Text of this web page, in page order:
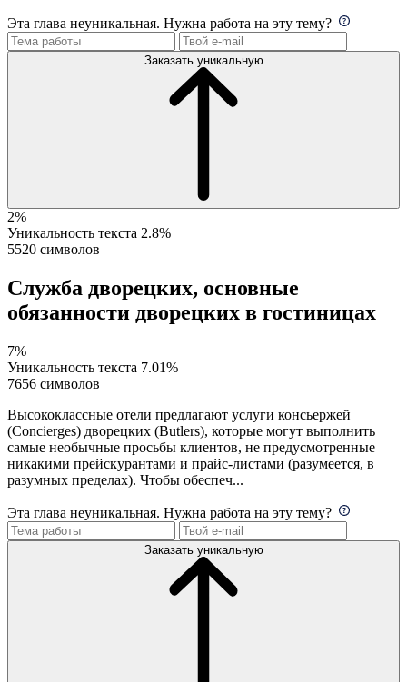
Эта глава неуникальная. Нужна работа на эту тему?
Заказать уникальную
2%
Уникальность текста 2.8%
5520 символов
Служба дворецких, основные
обязанности дворецких в гостиницах
7%
Уникальность текста 7.01%
7656 символов
Высококлассные отели предлагают услуги консьержей
(Concierges) дворецких (Butlers), которые могут выполнить
самые необычные просьбы клиентов, не предусмотренные
никакими прейскурантами и прайс-листами (разумеется, в
разумных пределах). Чтобы обеспеч...
Эта глава неуникальная. Нужна работа на эту тему?
Заказать уникальную